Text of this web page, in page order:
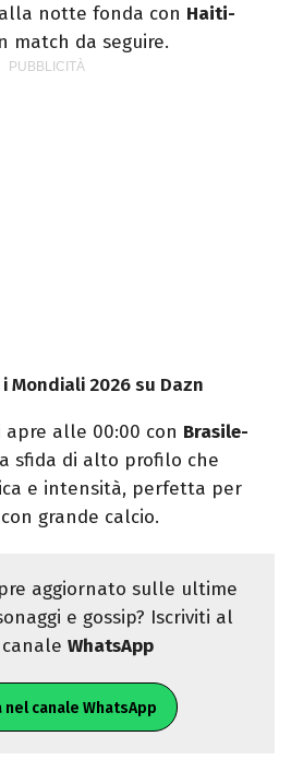
notte fonda con Haiti-
match da seguire.
Mondiali 2026 su Dazn
alle 00:00 con Brasile-
sfida di alto profilo che
e intensità, perfetta per
grande calcio.
aggiornato sulle ultime
e gossip? Iscriviti al
WhatsApp
nel canale WhatsApp